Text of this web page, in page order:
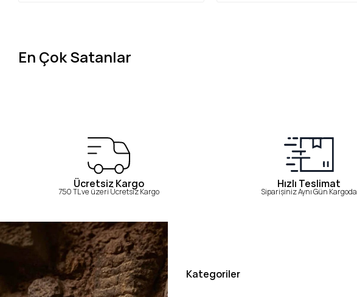
En Çok Satanlar
Ücretsiz Kargo
750 TL ve üzeri Ücretsiz Kargo
Hızlı Teslimat
Siparişiniz Aynı Gün Kargoda
Kategoriler